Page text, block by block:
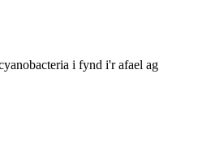
i fynd i'r afael ag